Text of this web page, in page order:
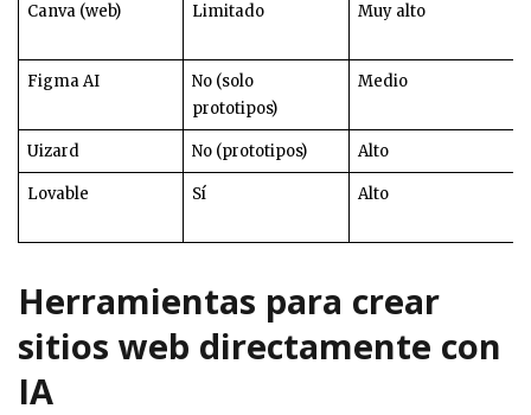
Canva (web) Limitado Muy alto
Figma AI
No (solo
prototipos)
Medio
Uizard No (prototipos) Alto
Lovable Sí Alto
Herramientas para crear
sitios web directamente con
IA